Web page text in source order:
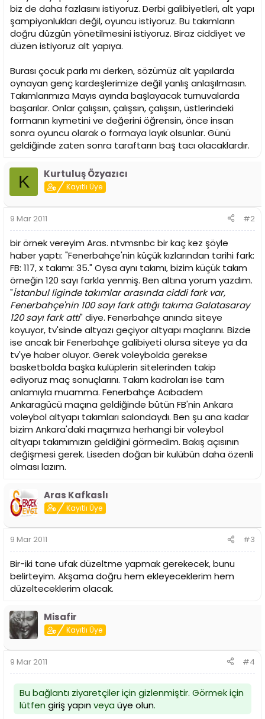
biz de daha fazlasını istiyoruz. Derbi galibiyetleri, alt yapı
şampiyonlukları değil, oyuncu istiyoruz. Bu takımların
doğru düzgün yönetilmesini istiyoruz. Biraz ciddiyet ve
düzen istiyoruz alt yapıya.
Burası çocuk parkı mı derken, sözümüz alt yapılarda
oynayan genç kardeşlerimize değil yanlış anlaşılmasın.
Takımlarımıza Mayıs ayında başlayacak turnuvalarda
başarılar. Onlar çalışsın, çalışsın, çalışsın, üstlerindeki
formanın kıymetini ve değerini öğrensin, önce insan
sonra oyuncu olarak o formaya layık olsunlar. Günü
geldiğinde zaten sonra taraftarın baş tacı olacaklardır.
K Kurtuluş Özyazıcı
Kayıtlı Üye
9 Mar 2011 #2
bir örnek vereyim Aras. ntvmsnbc bir kaç kez şöyle
haber yaptı: "Fenerbahçe'nin küçük kızlarından tarihi fark:
FB: 117, x takımı: 35." Oysa aynı takımı, bizim küçük takım
örneğin 120 sayı farkla yenmiş. Ben altına yorum yazdım.
"İstanbul liginde takımlar arasında ciddi fark var,
Fenerbahçe'nin 100 sayı fark attığı takıma Galatasaray
120 sayı fark attı" diye. Fenerbahçe anında siteye
koyuyor, tv'sinde altyazı geçiyor altyapı maçlarını. Bizde
ise ancak bir Fenerbahçe galibiyeti olursa siteye ya da
tv'ye haber oluyor. Gerek voleybolda gerekse
basketbolda başka kulüplerin sitelerinden takip
ediyoruz maç sonuçlarını. Takım kadroları ise tam
anlamıyla muamma. Fenerbahçe Acıbadem
Ankaragücü maçına geldiğinde bütün FB'nin Ankara
voleybol altyapı takımları salondaydı. Ben şu ana kadar
bizim Ankara'daki maçımıza herhangi bir voleybol
altyapı takımımızın geldiğini görmedim. Bakış açısının
değişmesi gerek. Liseden doğan bir kulübün daha özenli
olması lazım.
Aras Kafkaslı
Kayıtlı Üye
9 Mar 2011 #3
Bir-iki tane ufak düzeltme yapmak gerekecek, bunu
belirteyim. Akşama doğru hem ekleyeceklerim hem
düzelteceklerim olacak.
Misafir
Kayıtlı Üye
9 Mar 2011 #4
Bu bağlantı ziyaretçiler için gizlenmiştir. Görmek için
lütfen giriş yapınveya üye olun.